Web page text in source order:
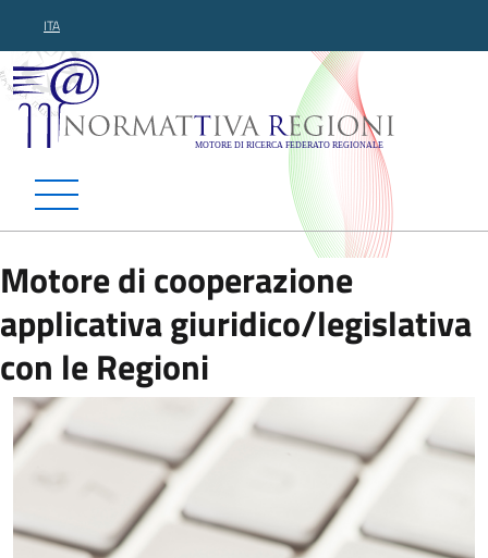
ITA
Normattiva Regioni -
Motore di cooperazione
applicativa giuridico/legislativa
con le Regioni